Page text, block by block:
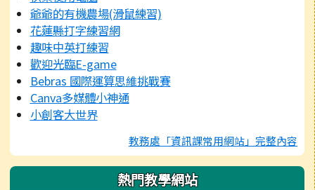
爺爺的有機農場(滑鼠練習)
花蓮縣打字練習網
趣味中英打練習
歡迎光臨E-game
Bebras 國際運算思維挑戰賽
Canva多媒體小神通
小創客大世界
教務處「資訊課常用網站」完整內容
熱門教學網站